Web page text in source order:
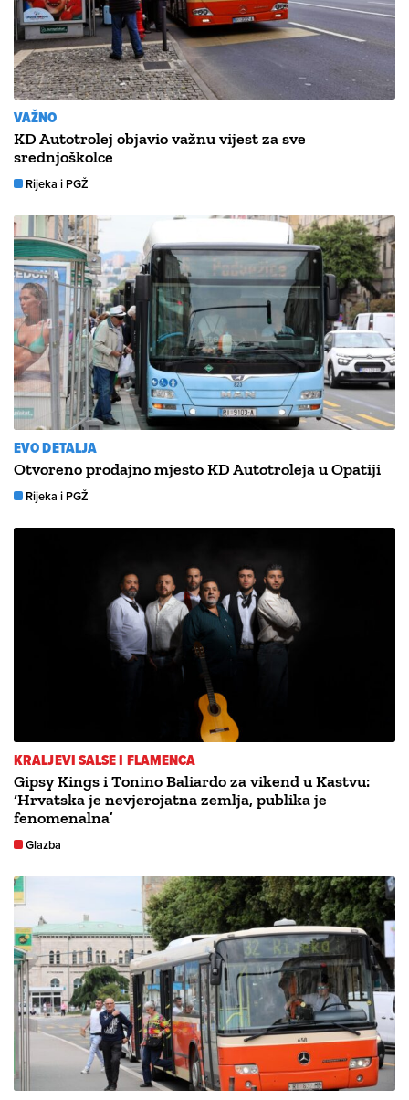
VAŽNO
KD Autotrolej objavio važnu vijest za sve
srednjoškolce
Rijeka i PGŽ
EVO DETALJA
Otvoreno prodajno mjesto KD Autotroleja u Opatiji
Rijeka i PGŽ
KRALJEVI SALSE I FLAMENCA
Gipsy Kings i Tonino Baliardo za vikend u Kastvu:
‘Hrvatska je nevjerojatna zemlja, publika je
fenomenalna’
Glazba